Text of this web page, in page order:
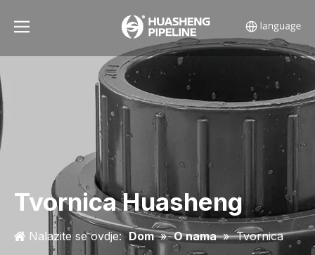
Tvornica Huasheng
Nalazite se ovdje: Dom » O nama » Tvornica